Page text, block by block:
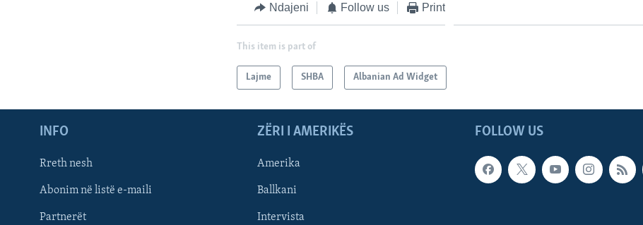
Ndajeni Follow us Print
This item is part of
Lajme SHBA Albanian Ad Widget
FOLLOW US
INFO
Rreth nesh
Abonim në listë e-maili
Partnerët
ZËRI I AMERIKËS
Amerika
Ballkani
Intervista